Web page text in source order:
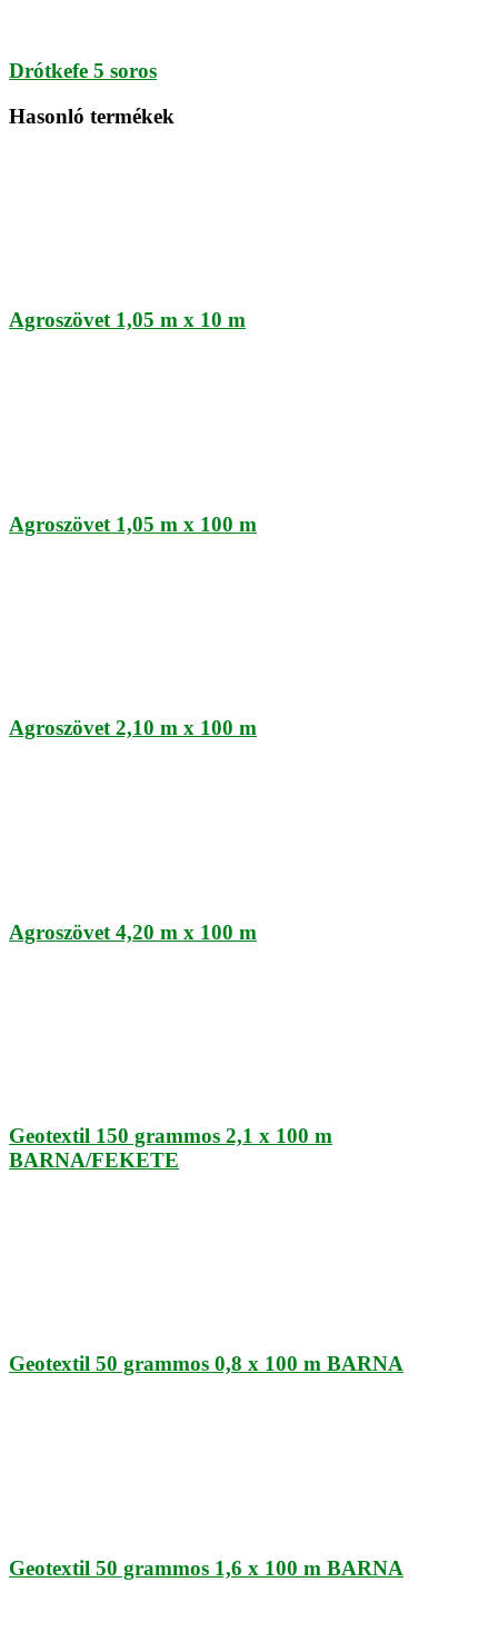
Drótkefe 5 soros
Hasonló termékek
Agroszövet 1,05 m x 10 m
Agroszövet 1,05 m x 100 m
Agroszövet 2,10 m x 100 m
Agroszövet 4,20 m x 100 m
Geotextil 150 grammos 2,1 x 100 m
BARNA/FEKETE
Geotextil 50 grammos 0,8 x 100 m BARNA
Geotextil 50 grammos 1,6 x 100 m BARNA